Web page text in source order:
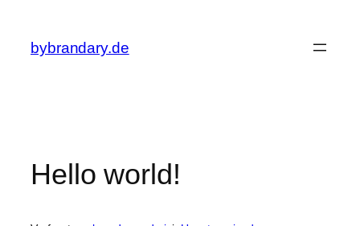
springen
bybrandary.de
Hello world!